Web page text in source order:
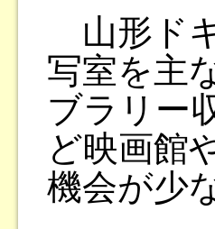
山形ド
写室を主
ブラリー
ど映画館
機会が少